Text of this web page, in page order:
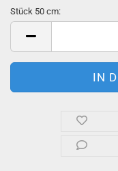
Stück 50 cm:
Stück
cm